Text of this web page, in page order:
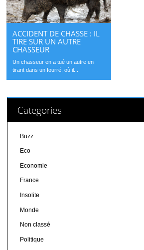
ACCIDENT DE CHASSE : IL
TIRE SUR UN AUTRE
CHASSEUR
Un chasseur en a tué un autre en
tirant dans un fourré, où il...
Categories
Buzz
Eco
Economie
France
Insolite
Monde
Non classé
Politique